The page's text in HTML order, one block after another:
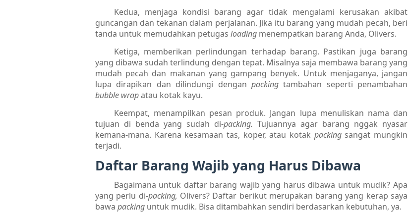
Kedua, menjaga kondisi barang agar tidak mengalami kerusakan akibat
guncangan dan tekanan dalam perjalanan. Jika itu barang yang mudah pecah, beri
tanda untuk memudahkan petugas loading menempatkan barang Anda, Olivers.
Ketiga, memberikan perlindungan terhadap barang. Pastikan juga barang
yang dibawa sudah terlindung dengan tepat. Misalnya saja membawa barang yang
mudah pecah dan makanan yang gampang benyek. Untuk menjaganya, jangan
lupa dirapikan dan dilindungi dengan packingtambahan seperti penambahan
bubble wrapatau kotak kayu.
Keempat, menampilkan pesan produk. Jangan lupa menuliskan nama dan
tujuan di benda yang sudah di-packing. Tujuannya agar barang nggak nyasar
kemana-mana. Karena kesamaan tas, koper, atau kotak packing sangat mungkin
terjadi.
Daftar Barang Wajib yang Harus Dibawa
Bagaimana untuk daftar barang wajib yang harus dibawa untuk mudik? Apa
yang perlu di-packing, Olivers? Daftar berikut merupakan barang yang kerap saya
bawa packing untuk mudik. Bisa ditambahkan sendiri berdasarkan kebutuhan, ya.